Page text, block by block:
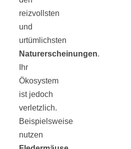
reizvollsten
und
urtümlichsten
Naturerscheinungen.
Ihr
Ökosystem
ist jedoch
verletzlich.
Beispielsweise
nutzen